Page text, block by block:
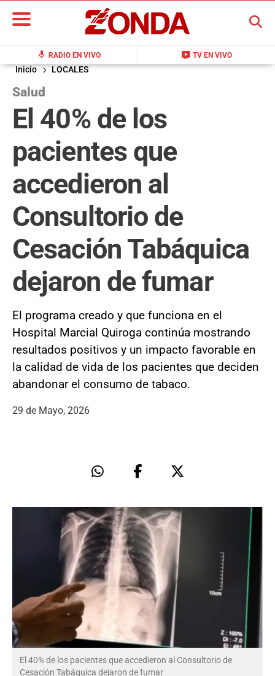
mic RADIO EN VIVO live_tv TV EN VIVO
BUSCAR
Inicio LOCALES
Salud
El 40% de los
pacientes que
accedieron al
Consultorio de
Cesación Tabáquica
dejaron de fumar
El programa creado y que funciona en el
Hospital Marcial Quiroga continúa mostrando
resultados positivos y un impacto favorable en
la calidad de vida de los pacientes que deciden
abandonar el consumo de tabaco.
29 de Mayo, 2026
El 40% de los pacientes que accedieron al Consultorio de
Cesación Tabáquica dejaron de fumar